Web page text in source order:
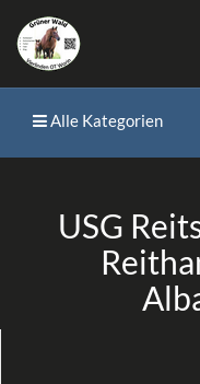
Alle Kategorien
USG